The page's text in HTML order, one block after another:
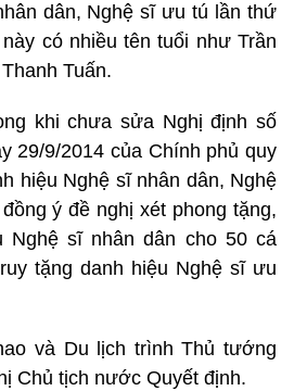
dân, Nghệ sĩ ưu tú lần thứ
có nhiều tên tuổi như Trần
Tuấn.
khi chưa sửa Nghị định số
29/9/2014 của Chính phủ quy
hiệu Nghệ sĩ nhân dân, Nghệ
ý đề nghị xét phong tặng,
Nghệ sĩ nhân dân cho 50 cá
tặng danh hiệu Nghệ sĩ ưu
và Du lịch trình Thủ tướng
Chủ tịch nước Quyết định.